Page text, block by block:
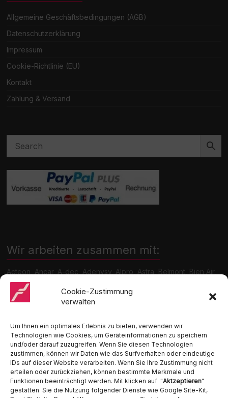
Cookie-Zustimmung
verwalten
Um Ihnen ein optimales Erlebnis zu bieten, verwenden wir
Technologien wie Cookies, um Geräteinformationen zu speichern
und/oder darauf zuzugreifen. Wenn Sie diesen Technologien
zustimmen, können wir Daten wie das Surfverhalten oder eindeutige
IDs auf dieser Website verarbeiten. Wenn Sie Ihre Zustimmung nicht
erteilen oder zurückziehen, können bestimmte Merkmale und
Funktionen beeinträchtigt werden. Mit klicken auf "Aktzeptieren"
gestatten Sie die Nutzung folgender Dienste wie Google Site-Kit,
Allgemeine Geschäftsbedingungen (AGB)
Datenschutzerklärung
Impressum
Cookie-Richtlinie (EU)
Kontakt
Zahlung & Versand
Wir arbeiten zusammen mit:
Acteon, Ancar, A-dec, Adenysy, Alpro, Astra, Belmont, Bien Air,
Cattani, Chirana, DCI, Dürr, ETI, Euronda, Faro, Gcomm, KaVo,
Medentex, Melag, Midmark, Metasys, MK-Dent, NSK, Ophardt
Hygiene, Ritter, Satelec, Scican, TKD, Velopex, u.v.m
Ambident GmbH